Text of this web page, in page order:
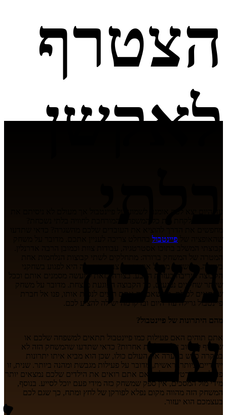
הצטרף
לאקשן
נשכח
עם
פיינטבול
הקבוצה היריבה בעזרת הצבע. בצורה כזאת למעשה מסמנים אותם וככל
שיותר שחקנים נפגעים, כך הקבוצה הפוגעת מנצחת. מדובר על משחק
שמתאים לכולם, כך שאם גם אתם רוצים לנסות אותו, פנו אל חברת
פיינטבול גרילה עוד היום ובדקו מה יש לה להציע לכם.
מהם היתרונות של פיינטבול?
אתם תוהים האם פעילות כמו פיינטבול תתאים למשפחה שלכם או
שעדיף לחשוב על פעילויות אחרות? כדאי שתדעו שהמשחק הזה לא
במקרה כבש בסערה את העולם כולו, שכן הוא מביא איתו יתרונות
ייחודיים ביותר. ראשית, מדובר על פעילות מגבשת ומהנה ביותר. שנית, זו
פעילות ספורטיבית. לכן, אם אתם רואים את הילדים שלכם נמצאים יותר
מידי מול המסכים, אין ספק שמשחק כזה מידי פעם יוכל לסייע. בנוסף,
המשחק הזה מהווה מקום נפלא לפורקן של לחץ ומתח, כך שגם לכם
בעצמכם הוא יעזור.